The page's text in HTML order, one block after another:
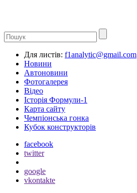
Для листів: f1analytic@gmail.com
Новини
Автоновини
Фотогалерея
Відео
Історія Формули-1
Карта сайту
Чемпіонська гонка
Кубок конструкторів
facebook
twitter
google
vkontakte